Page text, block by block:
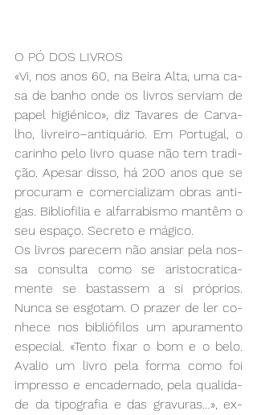
O PÓ DOS LI­VROS
«Vi, nos anos 60, na Bei­ra Al­ta, uma ca­
sa de ba­nho on­de os li­vros ser­viam de
pa­pel hi­gié­ni­co», diz Ta­va­res de Car­va­
lho, li­vrei­ro­–an­ti­quá­rio. Em Por­tu­gal, o
ca­ri­nho pe­lo li­vro qua­se não tem tra­di­
ção. Ape­sar dis­so, há 200 anos que se
pro­cu­ram e co­mer­cia­li­zam obras an­ti­
gas. Bi­blio­fi­lia e al­far­ra­bis­mo man­têm o
seu es­pa­ço. Se­cre­to e má­gi­co.
Os li­vros pa­re­cem não an­siar pe­la nos­
sa con­sul­ta co­mo se aris­to­cra­ti­ca­
men­te se bas­tas­sem a si pró­prios.
Nun­ca se es­go­tam. O pra­zer de ler co­
nhe­ce nos bi­blió­fi­los um apu­ra­men­to
es­pe­cial. «Ten­to fi­xar o bom e o be­lo.
Ava­lio um li­vro pe­la for­ma co­mo foi
im­pres­so e en­ca­der­na­do, pe­la qua­li­da­
de da ti­po­gra­fia e das gra­vu­ras…», ex­